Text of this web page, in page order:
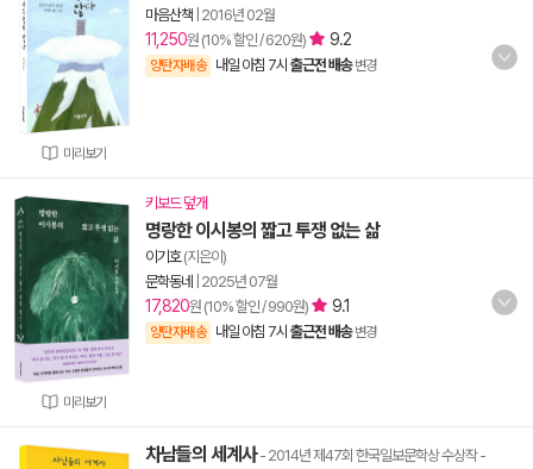
미리보기
마음산책 2016년 02월
11,250원 (10% 할인 / 620원) 9.2
양탄자배송 내일 아침 7시 출근전 배송 변경
미리보기
키보드 덮개
명랑한 이시봉의 짧고 투쟁 없는 삶
이기호(지은이)
문학동네
2025년 07월
17,820원 (10% 할인 / 990원) 9.1
양탄자배송 내일 아침 7시 출근전 배송 변경
차남들의 세계사- 2014년 제47회 한국일보문학상 수상작-